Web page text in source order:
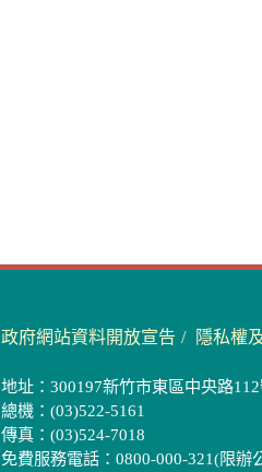
政府網站資料開放宣告 隱私權
地址：300197新竹市東區中央路
總機：(03)522-5161
傳真：(03)524-7018
免費服務電話：0800-000-321(限辦